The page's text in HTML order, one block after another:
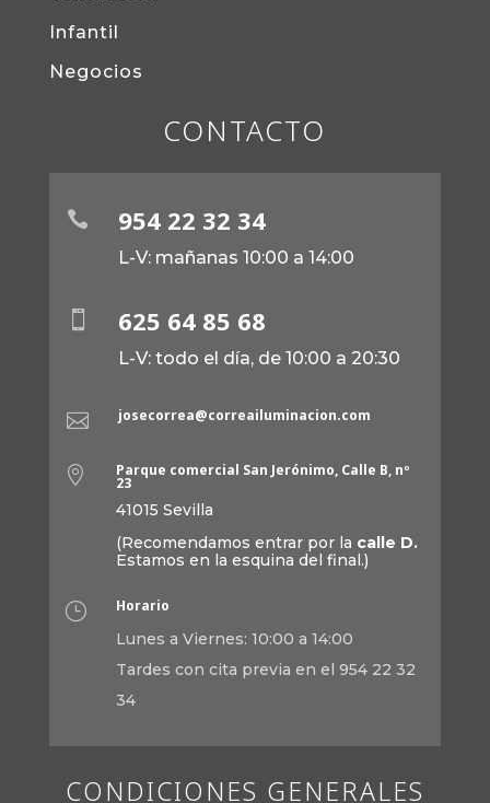
Infantil
Negocios
CONTACTO
 954 22 32 34
L-V: mañanas 10:00 a 14:00
 625 64 85 68
L-V: todo el día, de 10:00 a 20:30
 josecorrea@correailuminacion.com
 Parque comercial San Jerónimo, Calle B, nº
23
41015 Sevilla
(Recomendamos entrar por la calle D.
Estamos en la esquina del final.)
} Horario
Lunes a Viernes: 10:00 a 14:00
Tardes con cita previa en el 954 22 32
34
CONDICIONES GENERALES